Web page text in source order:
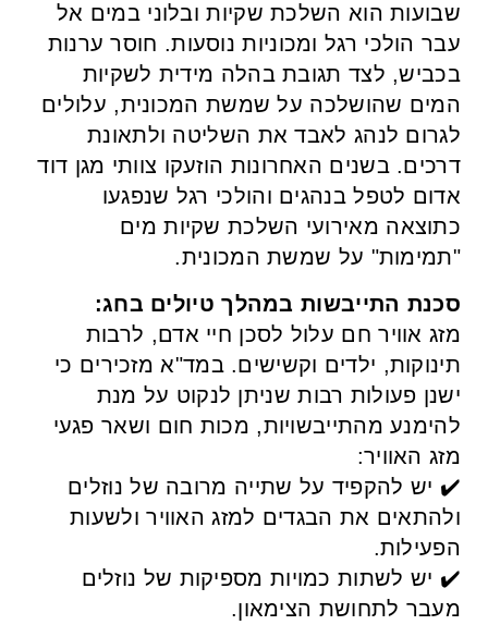
שבועות הוא השלכת שקיות ובלוני במים אל
עבר הולכי רגל ומכוניות נוסעות. חוסר ערנות
בכביש, לצד תגובת בהלה מידית לשקיות
המים שהושלכה על שמשת המכונית, עלולים
לגרום לנהג לאבד את השליטה ולתאונת
דרכים. בשנים האחרונות הוזעקו צוותי מגן דוד
אדום לטפל בנהגים והולכי רגל שנפגעו
כתוצאה מאירועי השלכת שקיות מים
"תמימות" על שמשת המכונית.
סכנת התייבשות במהלך טיולים בחג:
מזג אוויר חם עלול לסכן חיי אדם, לרבות
תינוקות, ילדים וקשישים. במד"א מזכירים כי
ישנן פעולות רבות שניתן לנקוט על מנת
להימנע מהתייבשויות, מכות חום ושאר פגעי
מזג האוויר:
✔️ יש להקפיד על שתייה מרובה של נוזלים
ולהתאים את הבגדים למזג האוויר ולשעות
הפעילות.
✔️ יש לשתות כמויות מספיקות של נוזלים
מעבר לתחושת הצימאון.